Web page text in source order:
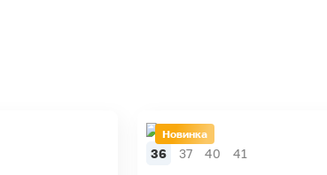
Новинка
36 37 40 41